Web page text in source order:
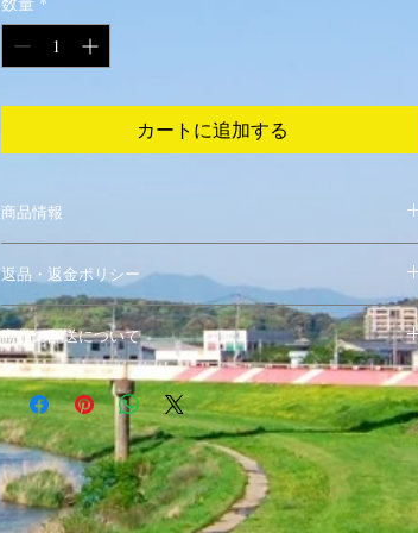
カートに追加する
商品情報
明に加え、商品の特徴やおすすめのポイントなどを説明
しましょう。
返品・返金ポリシー
返品・返金ポリシーを入力してください。顧客が商品に
満足しなかった場合や、不備があった場合に行う手続き
の手順などを説明しましょう。内容を明確にすることで
顧客からの信頼を獲得し、安心して商品を購入していた
だけます。
商品の配送について
配送地域、料金、所要時間、梱包など、商品の配送に関
する情報を入力してください。配送情報を明確にするこ
とで顧客からの信頼を獲得し、安心して商品を購入して
いただけます。